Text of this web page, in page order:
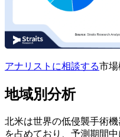
アナリストに相談する市場
地域別分析
北米は世界の低侵襲手術
を占めており、予測期間